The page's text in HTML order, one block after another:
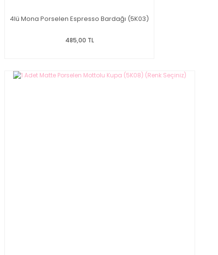
4lü Mona Porselen Espresso Bardağı (5K03)
485,00 TL